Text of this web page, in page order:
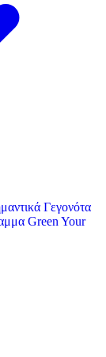
Γεγονότα
Green Your